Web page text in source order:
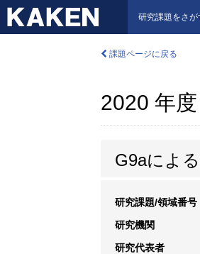
研究課題をさが
課題ページに戻る
2020 年
G9aによ
研究課題/領域番号
研究機関
研究代表者